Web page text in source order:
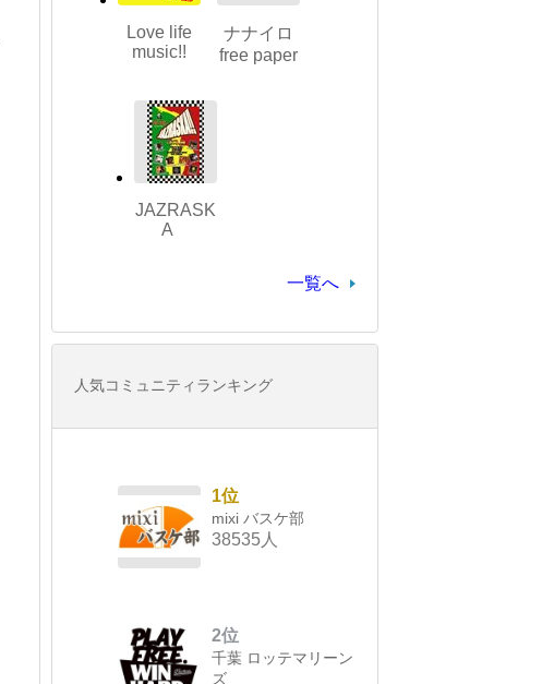
Love life
music!!
ナナイロ
free paper
JAZRASK
A
一覧へ
人気コミュニティランキング
1位
mixi バスケ部
38535人
2位
千葉 ロッテマリーン
ズ